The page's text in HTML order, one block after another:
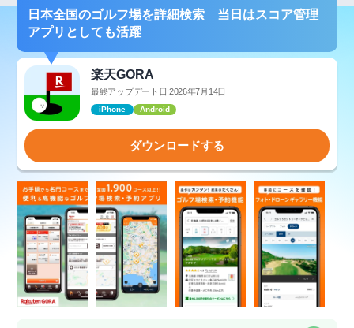
日本全国のゴルフ場を詳細検索 当日はスコア管理
アプリとしても活躍
楽天GORA
最終アップデート日:2026年7月14日
iPhone Android
ダウンロードする